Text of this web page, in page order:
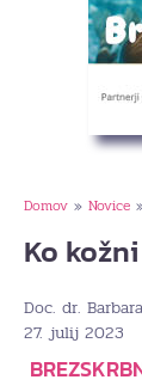
Domov » Novice
Ko
Doc. dr.
27. julij 2023